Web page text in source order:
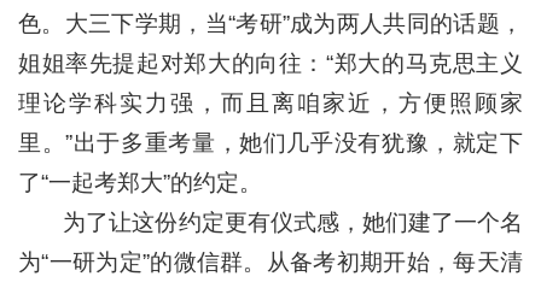
色。大三下学期，当“考研”成为两人共同的话题，
姐姐率先提起对郑大的向往：“郑大的马克思主义
理论学科实力强，而且离咱家近，方便照顾家
里。”出于多重考量，她们几乎没有犹豫，就定下
了“一起考郑大”的约定。
为了让这份约定更有仪式感，她们建了一个名
为“一研为定”的微信群。从备考初期开始，每天清